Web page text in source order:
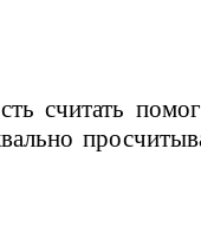
считать